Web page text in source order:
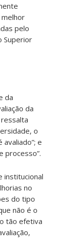
melhor
pelo
Superior
da
da
ressalta
o
e
processo”.
institucional
no
do tipo
não é o
tão efetiva